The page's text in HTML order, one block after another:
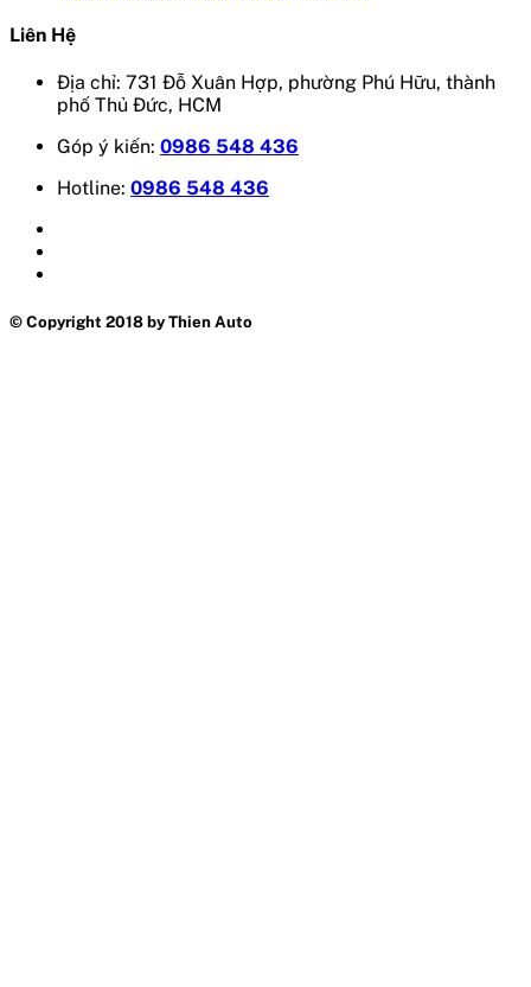
Liên Hệ
Địa chỉ: 731 Đỗ Xuân Hợp, phường Phú Hữu, thành
phố Thủ Đức, HCM
Góp ý kiến: 0986 548 436
Hotline: 0986 548 436
© Copyright 2018 by Thien Auto